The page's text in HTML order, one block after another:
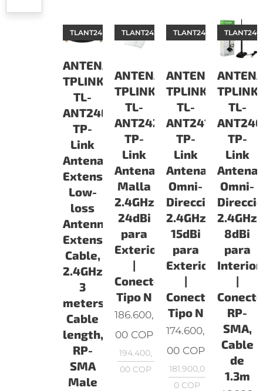
ANTENAS
TPLINK
TL-
ANT24EC3S
TP-
Link
Antena
Extension
Low-
loss
Antenna
Extension
Cable,
2.4GHz,
3
meters
Cable
length,
RP-
SMA
Male
TLANT24EC3S
ANTENAS
TPLINK
TL-
ANT2424B
TP-
Link
Antena
Malla
2.4GHz
24dBi
para
Exteriores
|
Conector
Tipo N
TLANT2424B
186.600,
00 COP
194.400,
00 COP
ANTENAS
TPLINK
TL-
ANT2415D
TP-
Link
Antena
Omni-
Direccional
2.4GHz
15dBi
para
Exteriores
|
Conector
Tipo N
TLANT2415D
174.600,
00COP
181.900,0
0 COP
TPLINK
TL-
TP-
Link
Antena
Omni-
2.4GHz
8dBi
para
|
RP-
SMA,
Cable
de
1.3m